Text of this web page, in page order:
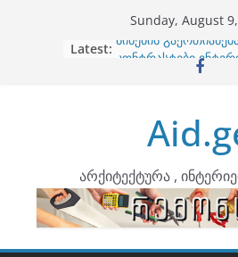
Sunday, August
Latest: ბინების
კონტრასტები
ინტერიერის დიზიანი
არტემიდი
არქიტექტურა ,